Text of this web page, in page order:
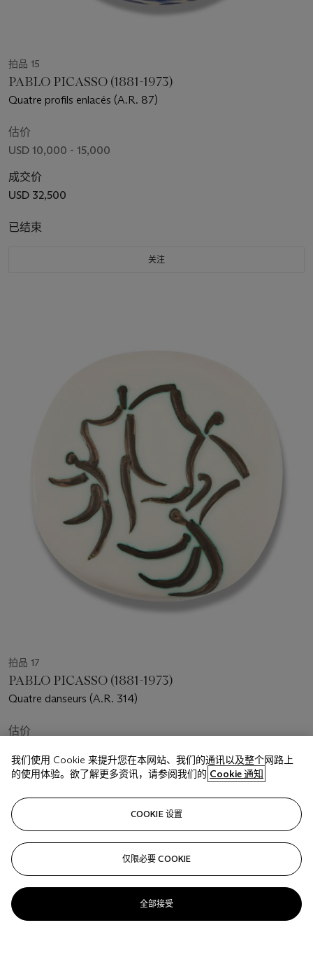
拍品 15
PABLO PICASSO (1881-1973)
Quatre profils enlacés (A.R. 87)
估价
USD 10,000 - 15,000
成交价
USD 32,500
已结束
关注
拍品 17
PABLO PICASSO (1881-1973)
Quatre danseurs (A.R. 314)
估价
成交价
已结束
关注
我们使用 Cookie 来提升您在本网站、我们的通讯以及整个网路上
的使用体验。欲了解更多资讯，请参阅我们的 Cookie 通知
COOKIE 设置
仅限必要 COOKIE
全部接受